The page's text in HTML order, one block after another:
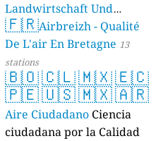
Landwirtschaft Und
Geologie) 50 stations
🇫🇷Airbreizh - Qualité
De L'air En Bretagne 13
stations
🇧🇴🇨🇱🇲🇽🇪🇨
🇵🇪🇺🇸🇲🇽🇦🇷
Aire Ciudadano Ciencia
ciudadana por la Calidad